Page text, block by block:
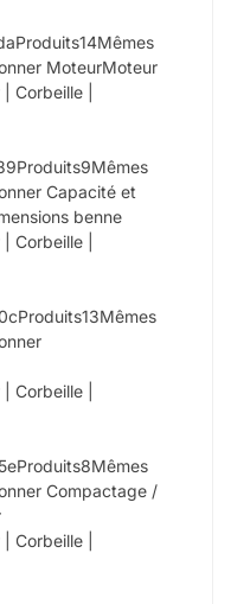
MoteurMoteur
Corbeille |
Capacité et
benne
Corbeille |
Corbeille |
Compactage /
Corbeille |